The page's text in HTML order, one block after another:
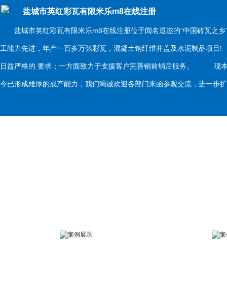
盐城市英红彩瓦有限米乐m8在线注册
盐城市英红彩瓦有限米乐m8在线注册位于闻名遐迩的“中国砖瓦之乡
工能力先进，年产一百多万张彩瓦，混凝土钢纤维井盖及水泥制品项
日益严格的 要求；一方面致力于支援客户完善销前销后服务。 现本
今已形成雄厚的成产能力，我们竭诚欢迎各部门来函参观交流，进一